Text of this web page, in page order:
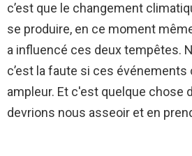
c’est que le changement
se produire, en ce moment
a influencé ces deux tempêtes.
c’est la faute si ces
ampleur. Et c'est quelque chose
devrions nous asseoir et en